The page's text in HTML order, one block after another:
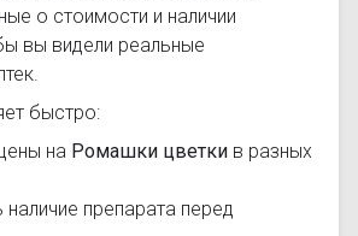
о стоимости и наличии
вы видели реальные
быстро:
на Ромашки цветки в разных
наличие препарата перед